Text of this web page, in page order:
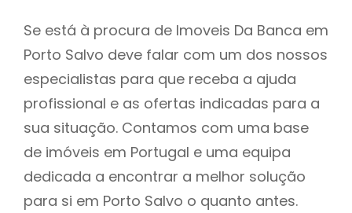
Se está à procura de Imoveis Da Banca em
Porto Salvo deve falar com um dos nossos
especialistas para que receba a ajuda
profissional e as ofertas indicadas para a
sua situação. Contamos com uma base
de imóveis em Portugal e uma equipa
dedicada a encontrar a melhor solução
para si em Porto Salvo o quanto antes.